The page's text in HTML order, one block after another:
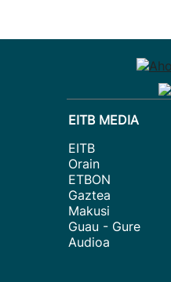
EITB MEDIA
EITB
Orain
ETBON
Gaztea
Makusi
Guau - Gure
Audioa